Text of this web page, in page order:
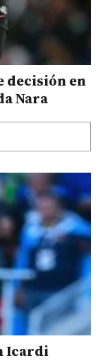
decisión en
Nara
Icardi